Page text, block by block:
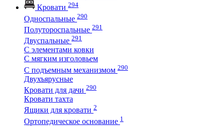
Кровати 294
Односпальные 290
Полутороспальные 291
Двуспальные 291
С элементами ковки
С мягким изголовьем
С подъемным механизмом 290
Двухъярусные
Кровати для дачи 290
Кровати тахта
Ящики для кровати 2
Ортопедическое основание 1